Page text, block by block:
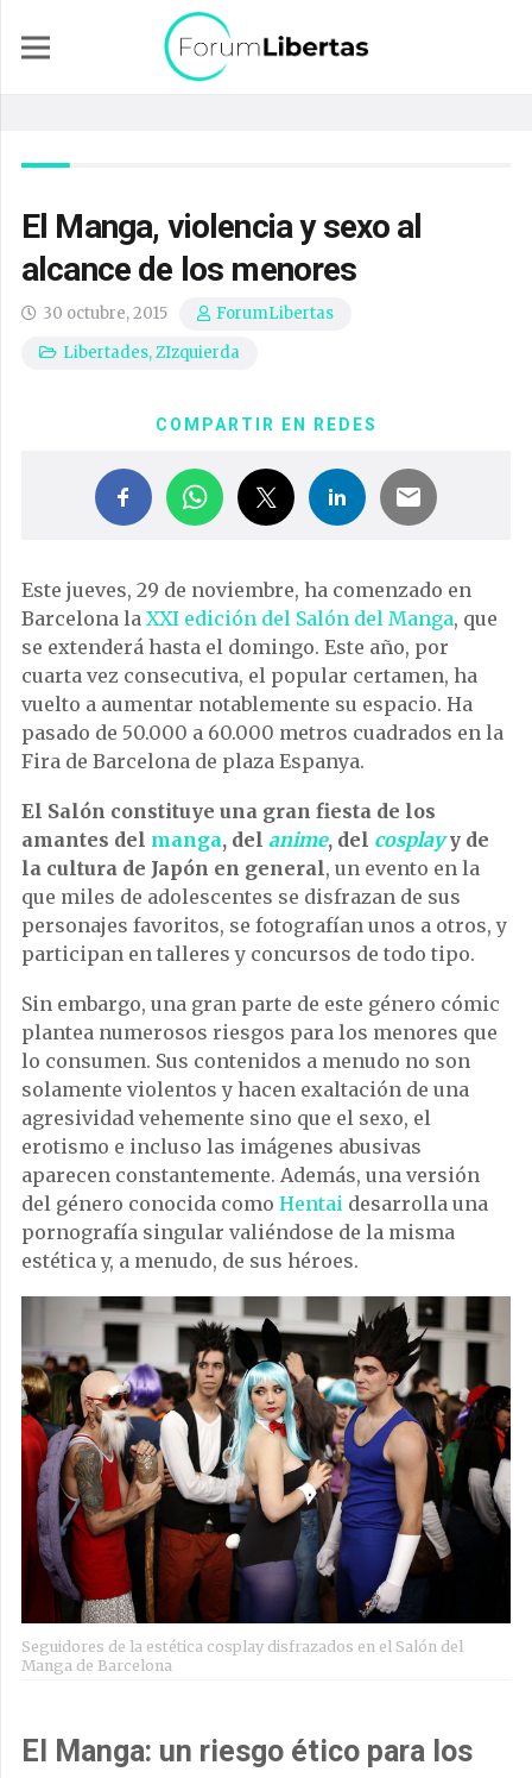
El Manga, violencia y sexo al
alcance de los menores
30 octubre, 2015
ForumLibertas
Libertades,ZIzquierda
COMPARTIR EN REDES
Este jueves, 29 de noviembre, ha comenzado en
Barcelona la XXI edición del Salón del Manga, que
se extenderá hasta el domingo. Este año, por
cuarta vez consecutiva, el popular certamen, ha
vuelto a aumentar notablemente su espacio. Ha
pasado de 50.000 a 60.000 metros cuadrados en la
Fira de Barcelona de plaza Espanya.
El Salón constituye una gran fiesta de los
amantes del manga, del anime, del cosplay y de
la cultura de Japón en general, un evento en la
que miles de adolescentes se disfrazan de sus
personajes favoritos, se fotografían unos a otros, y
participan en talleres y concursos de todo tipo.
Sin embargo, una gran parte de este género cómic
plantea numerosos riesgos para los menores que
lo consumen. Sus contenidos a menudo no son
solamente violentos y hacen exaltación de una
agresividad vehemente sino que el sexo, el
erotismo e incluso las imágenes abusivas
aparecen constantemente. Además, una versión
del género conocida como Hentai desarrolla una
pornografía singular valiéndose de la misma
estética y, a menudo, de sus héroes.
Seguidores de la estética cosplay disfrazados en el Salón del
Manga de Barcelona
El Manga: un riesgo ético para los